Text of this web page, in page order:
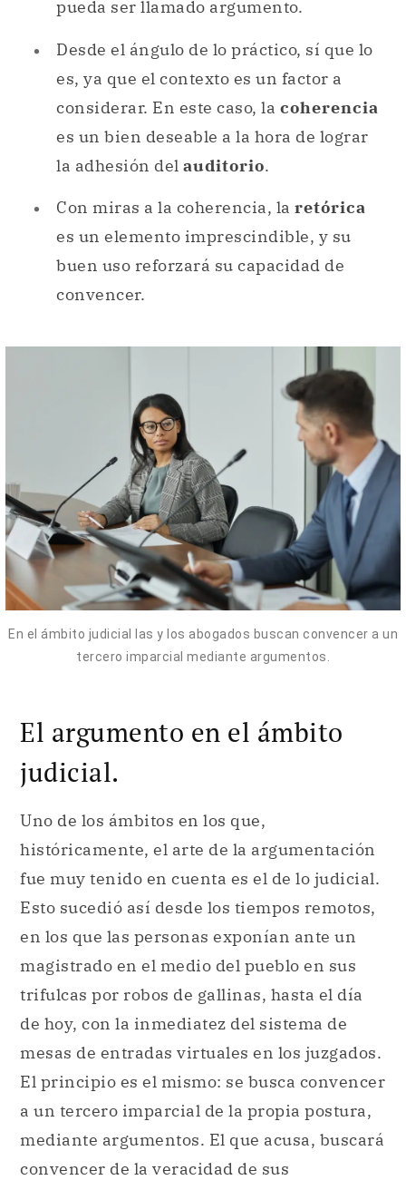
pueda ser llamado argumento.
Desde el ángulo de lo práctico, sí que lo
es, ya que el contexto es un factor a
considerar. En este caso, la coherencia
es un bien deseable a la hora de lograr
la adhesión del auditorio.
Con miras a la coherencia, la retórica
es un elemento imprescindible, y su
buen uso reforzará su capacidad de
convencer.
En el ámbito judicial las y los abogados buscan convencer a un
tercero imparcial mediante argumentos.
El argumento en el ámbito
judicial.
Uno de los ámbitos en los que,
históricamente, el arte de la argumentación
fue muy tenido en cuenta es el de lo judicial.
Esto sucedió así desde los tiempos remotos,
en los que las personas exponían ante un
magistrado en el medio del pueblo en sus
trifulcas por robos de gallinas, hasta el día
de hoy, con la inmediatez del sistema de
mesas de entradas virtuales en los juzgados.
El principio es el mismo: se busca convencer
a un tercero imparcial de la propia postura,
mediante argumentos. El que acusa, buscará
convencer de la veracidad de sus